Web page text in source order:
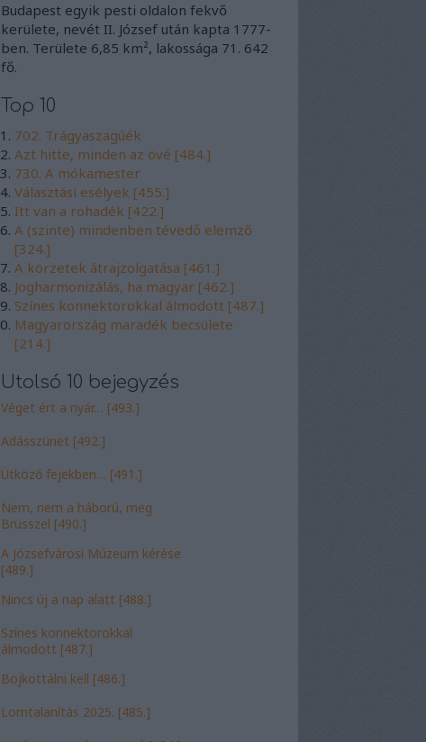
Budapest egyik pesti oldalon fekvő
kerülete, nevét II. József után kapta 1777-
ben. Területe 6,85 km², lakossága 71. 642
fő.
Top 10
702. Trágyaszagúék
Azt hitte, minden az övé [484.]
730. A mókamester
Választási esélyek [455.]
Itt van a rohadék [422.]
A (szinte) mindenben tévedő elemző
[324.]
A körzetek átrajzolgatása [461.]
Jogharmonizálás, ha magyar [462.]
Színes konnektorokkal álmodott [487.]
Magyarország maradék becsülete
[214.]
Utolsó 10 bejegyzés
Véget ért a nyár… [493.]
Adásszünet [492.]
Ütköző fejekben… [491.]
Nem, nem a háború, meg
Brüsszel [490.]
A Józsefvárosi Múzeum kérése
[489.]
Nincs új a nap alatt [488.]
Színes konnektorokkal
álmodott [487.]
Bojkottálni kell [486.]
Lomtalanítás 2025. [485.]